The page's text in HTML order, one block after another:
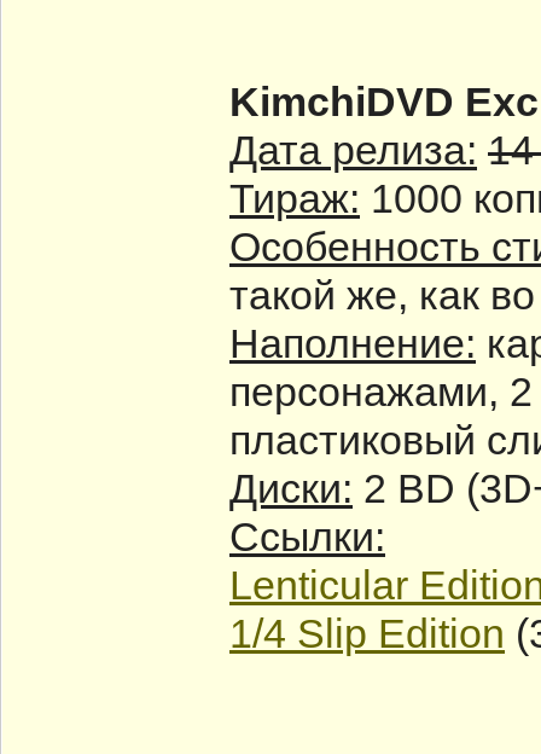
KimchiDVD
Дата релиза:
Тираж: 1000
Особенность
такой же, как
Наполнение:
персонажами, 2
пластиковый
Диски: 2 BD
Ссылки:
Lenticular
1/4 Slip Edition